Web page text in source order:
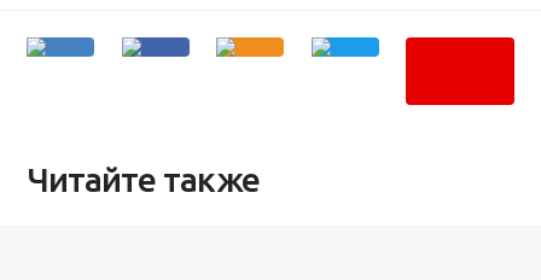
Читайте также